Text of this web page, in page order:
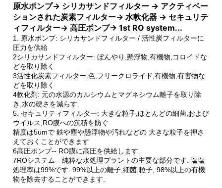
い
ニ
ュ
ー
ス
引
用
を
原水ポンプ→ シリカサンドフィルター → アクティベー
ションされた炭素フィルター→ 水軟化器 → セキュリテ
ィフィルター→ 高圧ポンプ→ 1st RO system...
1. 原水ポンプ: シリカサンドフィルター / 活性炭フィルターに
圧力を供給
2シリカサンドフィルター: ぼんやり,懸浮物,有機物,コロイドな
どを取り除く
3活性化炭素フィルター:色,フリークロライド,有機物,有害物な
どを取り除く
4軟化剤: 元の水源のカルシウムとマグネシウム離子を取り除
き,水の硬さを減らす.
5. セキュリティフィルター: 大きな粒子,ほとんどの細菌,および
ウイルス,RO膜への沉積を防ぐ
精度は5umで 鉄や塵や懸浮物や汚れなどの 大きな粒子を押さ
えておくことができます
6高圧ポンプ-- RO膜に高圧を供給します.
7ROシステム-- 純粋な水処理プラントの主要な部分です. 塩塩
処理率は99%です. 99%以上の離子,細菌,粒子, 98%以上の有機
物を除去することができます.